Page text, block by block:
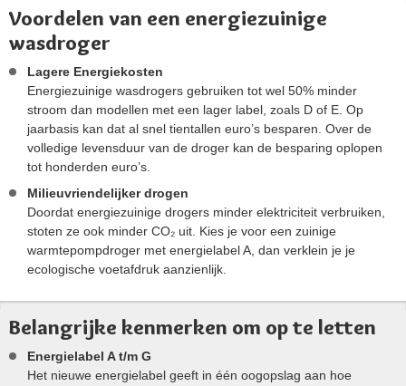
Voordelen van een energiezuinige
wasdroger
Lagere Energiekosten
Energiezuinige wasdrogers gebruiken tot wel 50% minder
stroom dan modellen met een lager label, zoals D of E. Op
jaarbasis kan dat al snel tientallen euro’s besparen. Over de
volledige levensduur van de droger kan de besparing oplopen
tot honderden euro’s.
Milieuvriendelijker drogen
Doordat energiezuinige drogers minder elektriciteit verbruiken,
stoten ze ook minder CO₂ uit. Kies je voor een zuinige
warmtepompdroger met energielabel A, dan verklein je je
ecologische voetafdruk aanzienlijk.
Belangrijke kenmerken om op te letten
Energielabel A t/m G
Het nieuwe energielabel geeft in één oogopslag aan hoe